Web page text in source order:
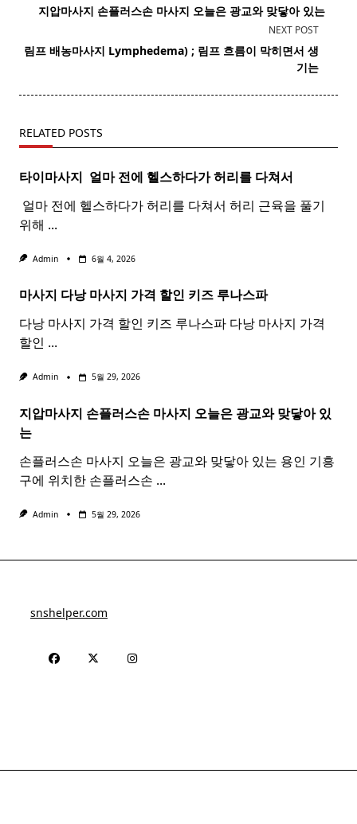
class="nav-
screen-
지압마사지 손플러스손 마사지 오늘은 광교와 맞닿아 있는
NEXT POST
림프 배농마사지 Lymphedema) ; 림프 흐름이 막히면서 생
기는
RELATED POSTS
타이마사지 ​ 얼마 전에 헬스하다가 허리를 다쳐서
​ 얼마 전에 헬스하다가 허리를 다쳐서 허리 근육을 풀기
위해 ...
Admin 6월 4, 2026
마사지 다낭마사지 가격 할인 키즈 루나스파
다낭 마사지 가격 할인 키즈 루나스파 다낭 마사지 가격
할인 ...
Admin 5월 29, 2026
지압마사지 손플러스손 마사지 오늘은 광교와 맞닿아 있
는
손플러스손 마사지 오늘은 광교와 맞닿아 있는 용인 기흥
구에 위치한 손플러스손 ...
Admin 5월 29, 2026
snshelper.com